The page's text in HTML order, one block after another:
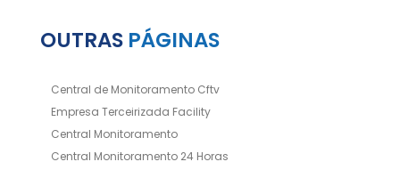
OUTRAS PÁGINAS
Central de Monitoramento Cftv
Empresa Terceirizada Facility
Central Monitoramento
Central Monitoramento 24 Horas